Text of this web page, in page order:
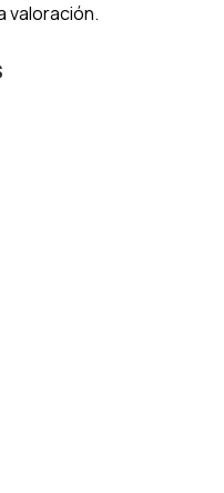
valoración.